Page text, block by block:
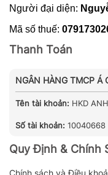
Người đại diện:
Mã số thuế:
Thanh Toán
NGÂN HÀNG TMCP Á
Tên tài khoản: HKD
Số tài khoản: 10040668
Quy Định & Chính
Chính sách và Điều